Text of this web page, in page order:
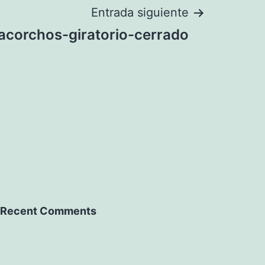
Entrada siguiente
giratorio-cerrado
Recent Comments